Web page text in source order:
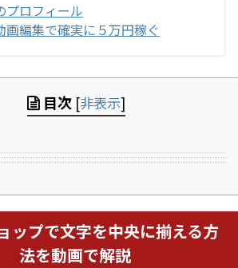
プロフィール
画編集で確実に５万円稼ぐ
目次 [非表示]
ップで文字を中央に揃える方
法を動画で解説